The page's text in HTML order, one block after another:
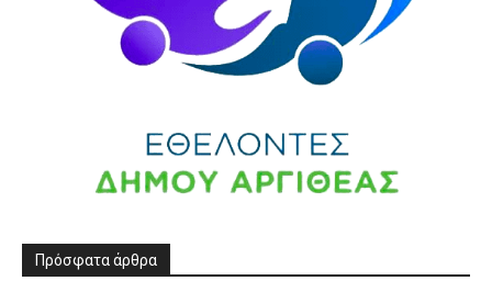
Πρόσφατα άρθρα